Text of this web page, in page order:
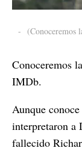
- (Conoceremos
Conoceremos
IMDb.
Aunque
interpretaron a
fallecido